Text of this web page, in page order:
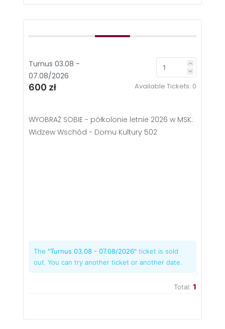
Turnus 03.08 -
07.08/2026
600 zł Available Tickets: 0
WYOBRAŹ SOBIE - półkolonie letnie 2026 w MSK:
Widzew Wschód - Domu Kultury 502
The "Turnus 03.08 - 07.08/2026" ticket is sold
out. You can try another ticket or another date.
Total: 1